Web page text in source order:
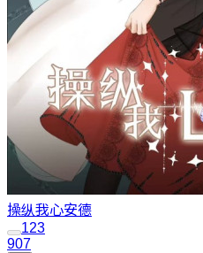
操纵我心安德
123
907